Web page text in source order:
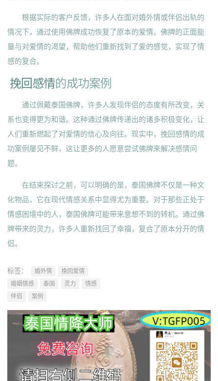
根据实际的客户反馈，许多人在面对婚外情或伴侣出轨的
情况下，通过使用佛牌成功恢复了原本的爱情。佛牌的正面能
量与对爱情的渴望，帮助他们重新找到了爱的感觉，实现了情
感的复合。
挽回感情的成功案例
通过佩戴泰国佛牌，许多人发现伴侣的态度有所改变，关
系也变得更为和谐。这种通过佛牌传递出的诸多积极变化，让
人们重新燃起了对爱情的信心及向往。现实中，挽回感情的成
功案例屡见不鲜，这让更多的人愿意尝试佛牌来解决感情问
题。
在结束探讨之前，可以明确的是，泰国佛牌不仅是一种文
化物品，它在现代情感关系中显得尤为重要。对于那些正处于
情感困境中的人，泰国佛牌可能带来意想不到的转机。通过佛
牌带来的灵力，许多人重新找回了幸福，复合了原本分开的情
侣。
标签： 婚外情
挽回爱情
婚姻情感
泰国 灵力
情感
伴侣
案例